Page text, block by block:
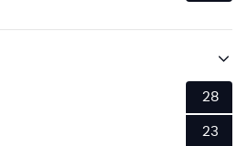
28
23